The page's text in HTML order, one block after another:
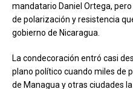
mandatario Daniel Ortega,
de polarización y resistencia
gobierno de Nicaragua.
La condecoración entró casi
plano político cuando miles de
de Managua y otras ciudades